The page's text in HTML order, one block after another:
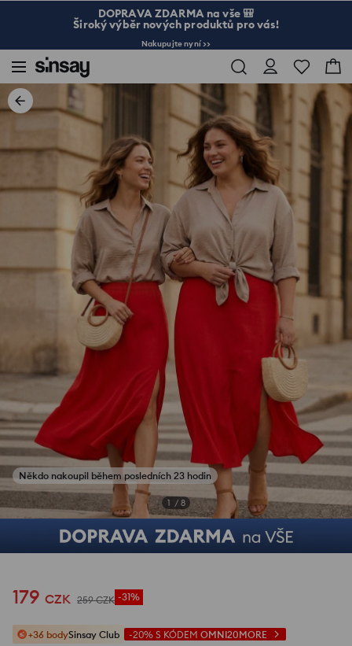
DOPRAVA ZDARMA na vše 🎒
Široký výběr nových produktů pro vás!
Nakupujte nyní >>
Někdo nakoupil během posledních 23 hodin
Zobrazit fotografie z recenzí
1 / 8
179 CZK 259 CZK -31%
+36 bodySinsay Club -20% S KÓDEM OMNI20MORE